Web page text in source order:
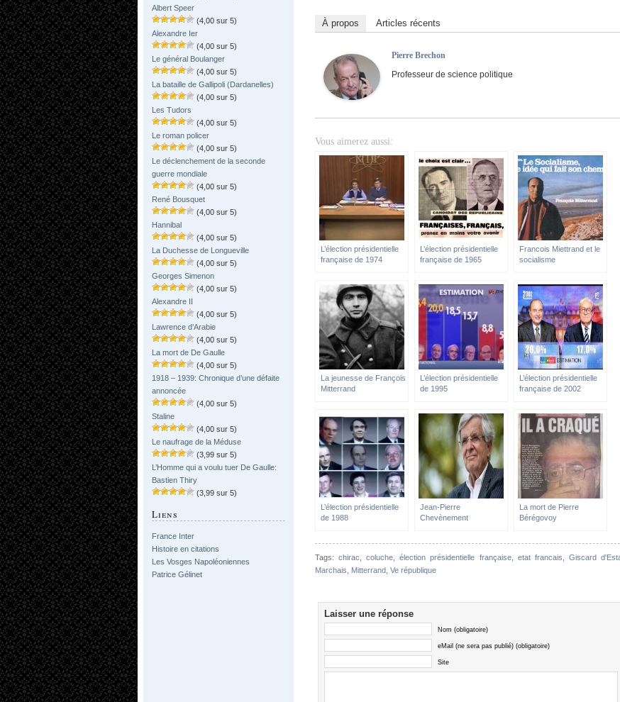
Albert Speer
(4,00 sur 5)
Alexandre Ier
(4,00 sur 5)
Le général Boulanger
(4,00 sur 5)
La bataille de Gallipoli (Dardanelles)
(4,00 sur 5)
Les Tudors
(4,00 sur 5)
Le roman policer
(4,00 sur 5)
Le déclenchement de la seconde
guerre mondiale
(4,00 sur 5)
René Bousquet
(4,00 sur 5)
Hannibal
(4,00 sur 5)
La Duchesse de Longueville
(4,00 sur 5)
Georges Simenon
(4,00 sur 5)
Alexandre II
(4,00 sur 5)
Lawrence d’Arabie
(4,00 sur 5)
La mort de De Gaulle
(4,00 sur 5)
1918 – 1939: Chronique d’une défaite
annoncée
(4,00 sur 5)
Staline
(4,00 sur 5)
Le naufrage de la Méduse
(3,99 sur 5)
L’Homme qui a voulu tuer De Gaulle:
Bastien Thiry
(3,99 sur 5)
Liens
France Inter
Histoire en citations
Les Vosges Napoléoniennes
Patrice Gélinet
À propos Articles récents
Pierre Brechon
Professeur de science politique
Vous aimerez aussi:
L’élection présidentielle
française de 1974
L’élection présidentielle
française de 1965
Francois Miettrand et le
socialisme
La jeunesse de François
Mitterrand
L’élection présidentielle
de 1995
L’élection présidentielle
française de 2002
L’élection présidentielle
de 1988
Jean-Pierre
Chevènement
La mort de Pierre
Bérégovoy
Tags:chirac ,coluche ,élection présidentielle française, etat francais Giscard
Marchais
Mitterrand Ve république
Laisser une réponse
Nom (obligatoire)
eMail (ne sera pas publié) (obligatoire)
Site